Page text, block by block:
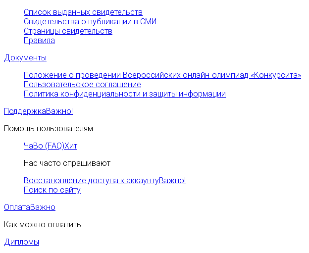
Список выданных свидетельств
Свидетельства о публикации в СМИ
Страницы свидетельств
Правила
Документы
Положение о проведении Всероссийских онлайн-олимпиад «Конкурсита»
Пользовательское соглашение
Политика конфиденциальности и защиты информации
ПоддержкаВажно!
Помощь пользователям
ЧаВо (FAQ)Хит
Нас часто спрашивают
Восстановление доступа к аккаунтуВажно!
Поиск по сайту
ОплатаВажно
Как можно оплатить
Дипломы